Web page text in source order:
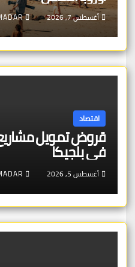
أغسطس 7, 2026
اقتصاد
قروض تمويل مشاريع
في بلجيكا
أغسطس 5, 2026